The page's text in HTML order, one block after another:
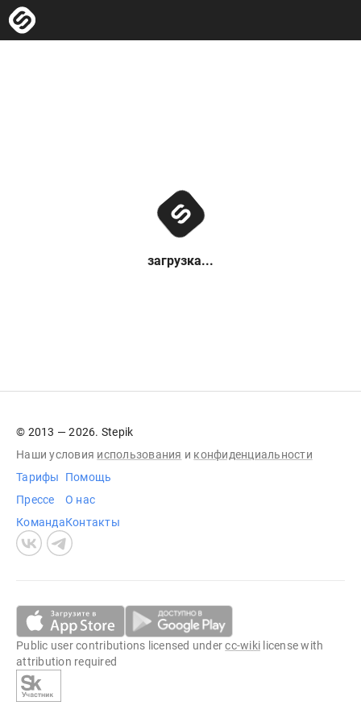
загрузка...
© 2013 — 2026. Stepik
Наши условия использования и конфиденциальности
Тарифы
Прессе
Команда
Помощь
О нас
Контакты
Public user contributions licensed undercc-wiki license with
attribution required